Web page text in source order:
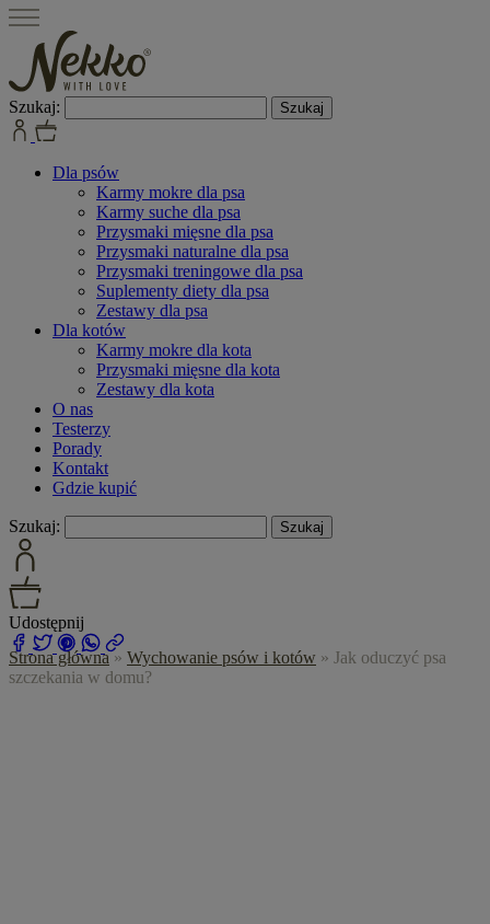
Szukaj:
Dla psów
Karmy mokre dla psa
Karmy suche dla psa
Przysmaki mięsne dla psa
Przysmaki naturalne dla psa
Przysmaki treningowe dla psa
Suplementy diety dla psa
Zestawy dla psa
Dla kotów
Karmy mokre dla kota
Przysmaki mięsne dla kota
Zestawy dla kota
O nas
Testerzy
Porady
Kontakt
Gdzie kupić
Szukaj:
Udostępnij
Strona główna» Wychowanie psów i kotów » Jak oduczyć psa
szczekania w domu?